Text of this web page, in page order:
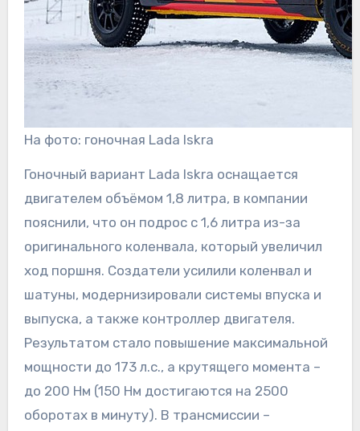
На фото: гоночная Lada Iskra
Гоночный вариант Lada Iskra оснащается
двигателем объёмом 1,8 литра, в компании
пояснили, что он подрос с 1,6 литра из-за
оригинального коленвала, который увеличил
ход поршня. Создатели усилили коленвал и
шатуны, модернизировали системы впуска и
выпуска, а также контроллер двигателя.
Результатом стало повышение максимальной
мощности до 173 л.с., а крутящего момента –
до 200 Нм (150 Нм достигаются на 2500
оборотах в минуту). В трансмиссии –